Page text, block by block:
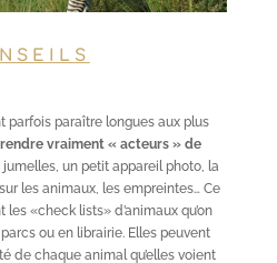
parfois paraître longues aux plus
rendre vraiment « acteurs » de
un petit appareil photo, la
les animaux, les empreintes… Ce
«check lists» d’animaux qu’on
ou en librairie. Elles peuvent
de chaque animal qu’elles voient